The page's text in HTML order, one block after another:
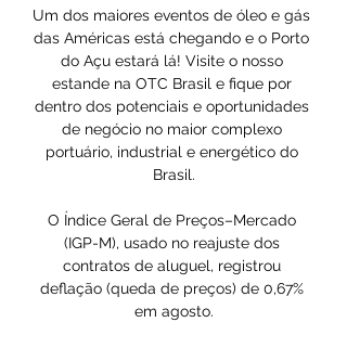
Um dos maiores eventos de óleo e gás
das Américas está chegando e o Porto
do Açu estará lá! Visite o nosso
estande na OTC Brasil e fique por
dentro dos potenciais e oportunidades
de negócio no maior complexo
portuário, industrial e energético do
Brasil.
O Índice Geral de Preços–Mercado
(IGP-M), usado no reajuste dos
contratos de aluguel, registrou
deflação (queda de preços) de 0,67%
em agosto.